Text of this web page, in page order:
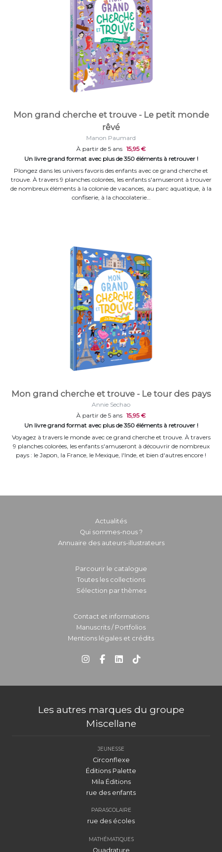
Mon grand cherche et trouve - Le petit monde
rêvé
Manon Paumard
À partir de 5 ans 15,95 €
Un livre grand format avec plus de 350 éléments à retrouver !
Plongez dans les univers favoris des enfants avec ce grand cherche et
trouve. À travers 9 planches colorées, les enfants s'amuseront à trouver
de nombreux éléments à la colonie de vacances, au parc aquatique, à la
confiserie, à la chocolaterie…
Mon grand cherche et trouve - Le tour des pays
Annie Sechao
À partir de 5 ans 15,95 €
Un livre grand format avec plus de 350 éléments à retrouver !
Voyagez à travers le monde avec ce grand cherche et trouve. À travers
9 planches colorées, les enfants s'amuseront à découvrir de nombreux
pays : le Japon, la France, le Mexique, l'Inde, et bien d'autres encore !
Actualités
Qui sommes-nous ?
Annuaire des auteurs-illustrateurs
Parcourir le catalogue
Toutes les collections
Sélection par thèmes
Contact et informations
Manuscrits / Portfolios
Mentions légales et crédits
Les autres marques du groupe
Miscellane
JEUNESSE
Circonflexe
Éditions Palette
Mila Éditions
rue des enfants
PARASCOLAIRE
rue des écoles
MATHÉMATIQUES
Quadrature